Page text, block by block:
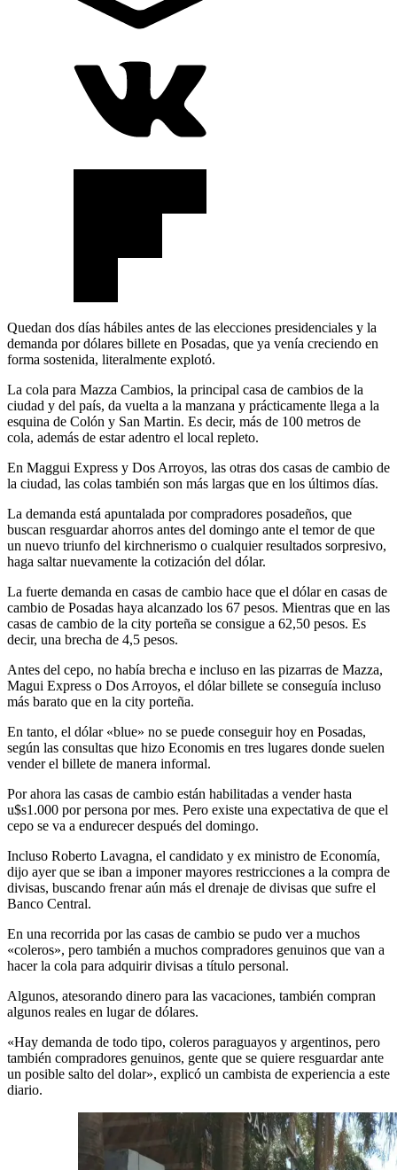
Quedan dos días hábiles antes de las elecciones presidenciales y la
demanda por dólares billete en Posadas, que ya venía creciendo en
forma sostenida, literalmente explotó.
La cola para Mazza Cambios, la principal casa de cambios de la
ciudad y del país, da vuelta a la manzana y prácticamente llega a la
esquina de Colón y San Martin. Es decir, más de 100 metros de
cola, además de estar adentro el local repleto.
En Maggui Express y Dos Arroyos, las otras dos casas de cambio de
la ciudad, las colas también son más largas que en los últimos días.
La demanda está apuntalada por compradores posadeños, que
buscan resguardar ahorros antes del domingo ante el temor de que
un nuevo triunfo del kirchnerismo o cualquier resultados sorpresivo,
haga saltar nuevamente la cotización del dólar.
La fuerte demanda en casas de cambio hace que el dólar en casas de
cambio de Posadas haya alcanzado los 67 pesos. Mientras que en las
casas de cambio de la city porteña se consigue a 62,50 pesos. Es
decir, una brecha de 4,5 pesos.
Antes del cepo, no había brecha e incluso en las pizarras de Mazza,
Magui Express o Dos Arroyos, el dólar billete se conseguía incluso
más barato que en la city porteña.
En tanto, el dólar «blue» no se puede conseguir hoy en Posadas,
según las consultas que hizo Economis en tres lugares donde suelen
vender el billete de manera informal.
Por ahora las casas de cambio están habilitadas a vender hasta
u$s1.000 por persona por mes. Pero existe una expectativa de que el
cepo se va a endurecer después del domingo.
Incluso Roberto Lavagna, el candidato y ex ministro de Economía,
dijo ayer que se iban a imponer mayores restricciones a la compra de
divisas, buscando frenar aún más el drenaje de divisas que sufre el
Banco Central.
En una recorrida por las casas de cambio se pudo ver a muchos
«coleros», pero también a muchos compradores genuinos que van a
hacer la cola para adquirir divisas a título personal.
Algunos, atesorando dinero para las vacaciones, también compran
algunos reales en lugar de dólares.
«Hay demanda de todo tipo, coleros paraguayos y argentinos, pero
también compradores genuinos, gente que se quiere resguardar ante
un posible salto del dolar», explicó un cambista de experiencia a este
diario.